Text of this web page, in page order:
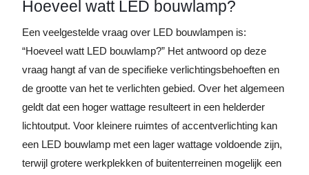
Hoeveel watt LED bouwlamp?
Een veelgestelde vraag over LED bouwlampen is:
“Hoeveel watt LED bouwlamp?” Het antwoord op deze
vraag hangt af van de specifieke verlichtingsbehoeften en
de grootte van het te verlichten gebied. Over het algemeen
geldt dat een hoger wattage resulteert in een helderder
lichtoutput. Voor kleinere ruimtes of accentverlichting kan
een LED bouwlamp met een lager wattage voldoende zijn,
terwijl grotere werkplekken of buitenterreinen mogelijk een